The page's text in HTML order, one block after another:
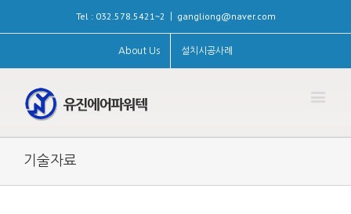
Tel : 032.578.5421~2 gangliong@naver.com
About Us 설치시공사례
기술자료